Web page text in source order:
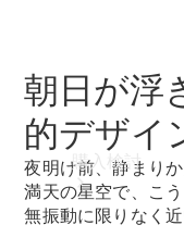
購入検討
朝日が浮
的デザイ
夜明け前、静まり
満天の星空で、こ
無振動に限りなく